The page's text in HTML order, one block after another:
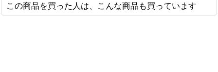
この商品を買った人は、こんな商品も買っています